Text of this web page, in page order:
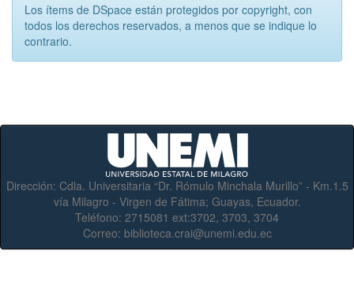
Los ítems de DSpace están protegidos por copyright, con
todos los derechos reservados, a menos que se indique lo
contrario.
Dirección: Cdla. Universitaria “Dr. Rómulo Minchala Murillo” - Km.1.5
vía Milagro - Virgen de Fátima; Guayas, Ecuador.
Teléfono: 2715081 ext:3702, 3703, 3704
Correo: biblioteca.crai@unemi.edu.ec